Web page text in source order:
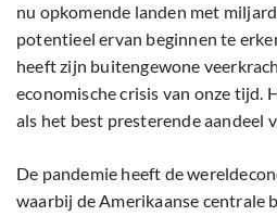
nu opkomende landen met
potentieel ervan beginnen te
heeft zijn buitengewone
economische crisis van onze tijd.
als het best presterende aandeel
De pandemie heeft de
waarbij de Amerikaanse centrale